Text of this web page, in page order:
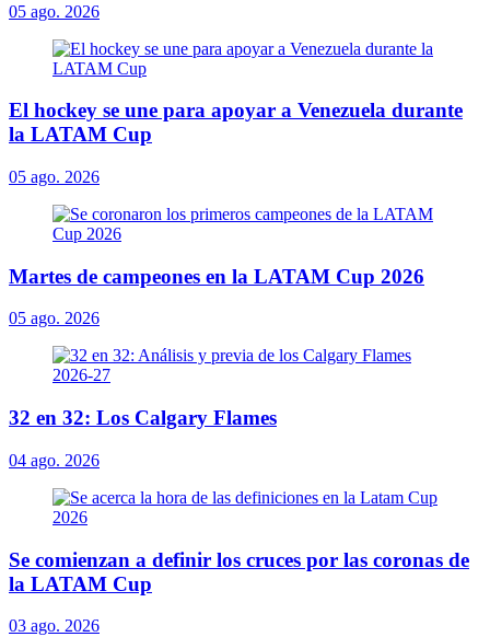
05 ago. 2026
El hockey se une para apoyar a Venezuela durante
la LATAM Cup
05 ago. 2026
Martes de campeones en la LATAM Cup 2026
05 ago. 2026
32 en 32: Los Calgary Flames
04 ago. 2026
Se comienzan a definir los cruces por las coronas de
la LATAM Cup
03 ago. 2026